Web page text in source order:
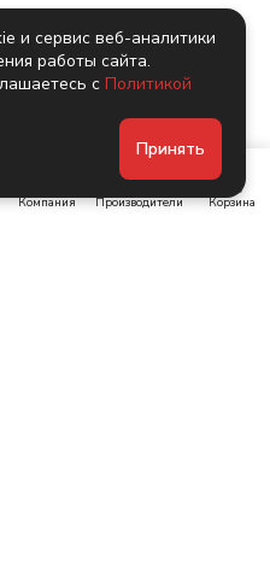
Компания Производители Корзина
и сервис веб-аналитики
работы сайта.
с Политикой
Принять